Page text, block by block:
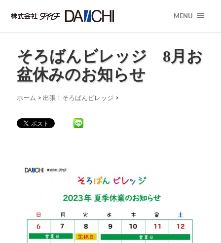
MENU
そろばんビレッジ 8月お
盆休みのお知らせ
ホーム > 出張！そろばんビレッジ >